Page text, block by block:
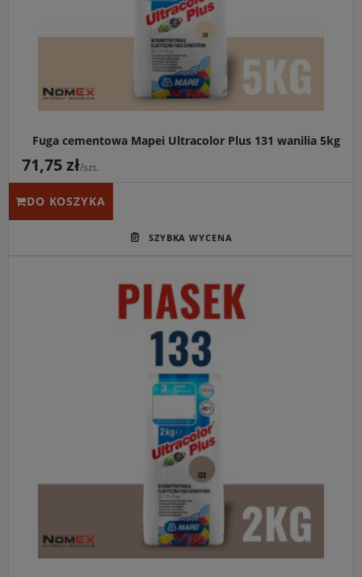
Fuga cementowa Mapei Ultracolor Plus 131 wanilia 5kg
71,75 zł/szt.
DO KOSZYKA